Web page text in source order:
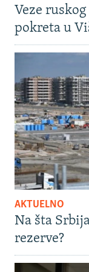
Veze
pokreta u
AKTUELNO
Na šta
rezerve?